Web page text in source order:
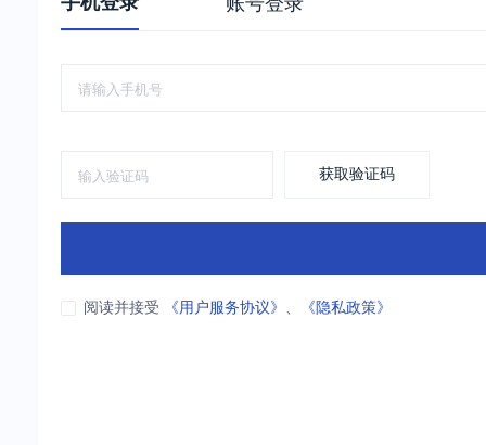
获取验证码
阅读并接受 《用户服务协议》 、 《隐私政策》